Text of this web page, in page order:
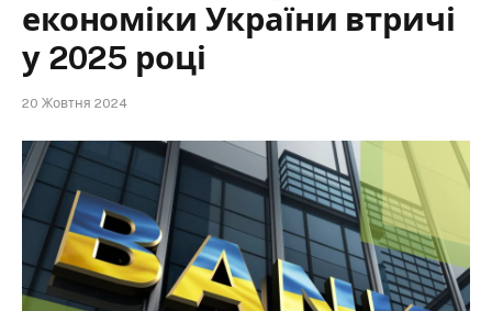
економіки України втричі
у 2025 році
20 Жовтня 2024